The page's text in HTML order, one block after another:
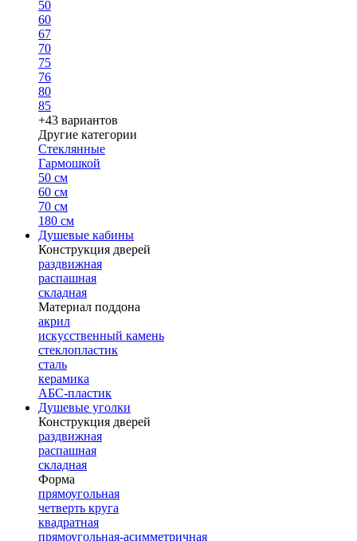
50
60
67
70
75
76
80
85
+43 вариантов
Другие категории
Стеклянные
Гармошкой
50 см
60 см
70 см
180 см
Душевые кабины
Конструкция дверей
раздвижная
распашная
складная
Материал поддона
акрил
искусственный камень
стеклопластик
сталь
керамика
АБС-пластик
Душевые уголки
Конструкция дверей
раздвижная
распашная
складная
Форма
прямоугольная
четверть круга
квадратная
прямоугольная-асимметричная